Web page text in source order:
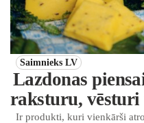
Saimnieks LV
Lazdonas
raksturu, vēsturi
Ir produkti, kuri vienkārši